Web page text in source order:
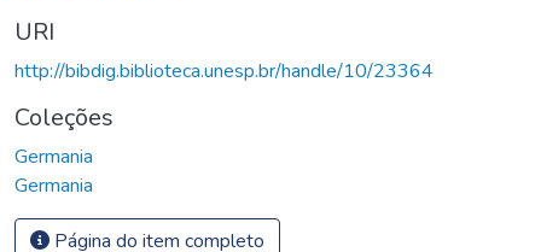
URI
http://bibdig.biblioteca.unesp.br/handle/10/23364
Coleções
Germania
Germania
Página do item completo